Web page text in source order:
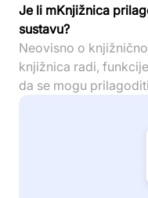
Je li mKnjižnica
sustavu?
Neovisno o
knjižnica radi,
da se mogu